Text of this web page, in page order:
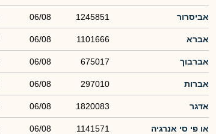
אביסרור 1245851
06/08
אברא 1101666
06/08
אברבוך 675017
06/08
אברות 297010
06/08
אדגר 1820083
06/08
או פי סי אנרגיה 1141571
06/08